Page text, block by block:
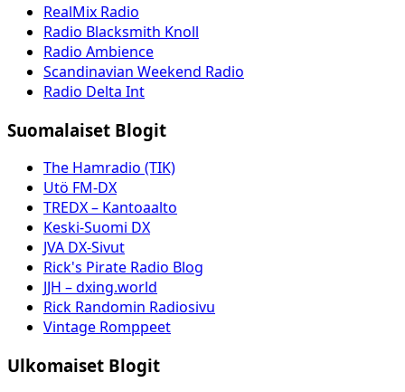
RealMix Radio
Radio Blacksmith Knoll
Radio Ambience
Scandinavian Weekend Radio
Radio Delta Int
Suomalaiset Blogit
The Hamradio (TIK)
Utö FM-DX
TREDX – Kantoaalto
Keski-Suomi DX
JVA DX-Sivut
Rick's Pirate Radio Blog
JJH – dxing.world
Rick Randomin Radiosivu
Vintage Romppeet
Ulkomaiset Blogit